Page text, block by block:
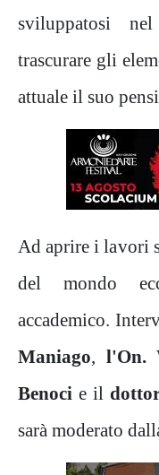
sviluppatosi
trascurare gli
attuale il suo
Ad aprire i lavori
del mondo
accademico.
Maniago, l'On.
Benoci e il
sarà moderato